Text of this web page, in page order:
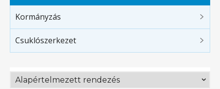
Kormányzás
Csuklószerkezet